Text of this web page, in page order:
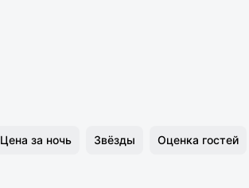
Цена за ночь Звёзды Оценка гостей